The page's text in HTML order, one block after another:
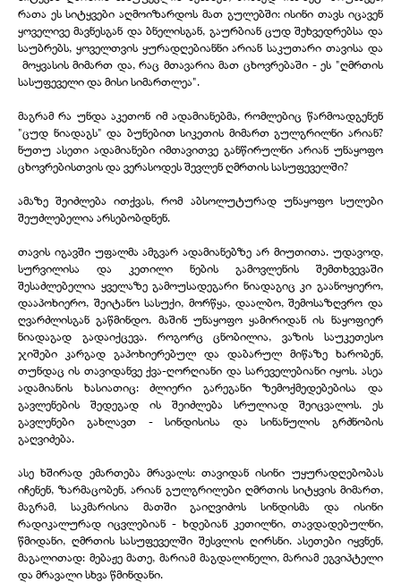
რათა ეს სიტყვები აღმოიზარდოს მათ გულებში: ისინი თავს იცავენ
ყოველივე მავნესგან და ბნელისგან, გაურბიან ცუდ შეხვედრებსა და
საუბრებს, ყოველთვის ყურადღებიანნი არიან საკუთარი თავისა და
მოყვასის მიმართ და, რაც მთავარია მათ ცხოვრებაში - ეს "ღმრთის
სასუფეველი და მისი სიმართლეა".
მაგრამ რა უნდა აკეთონ იმ ადამიანებმა, რომლებიც წარმოადგენენ
"ცუდ ნიადაგს" და ბუნებით სიკეთის მიმართ გულგრილნი არიან?
ნუთუ ასეთი ადამიანები იმთავითვე განწირულნი არიან უნაყოფო
ცხოვრებისთვის და ვერასოდეს შევლენ ღმრთის სასუფეველში?
ამაზე შეიძლება ითქვას, რომ აბსოლუტურად უნაყოფო სულები
შეუძლებელია არსებობდნენ.
თავის იგავში უფალმა ამგვარ ადამიანებზე არ მიუთითა. უდავოდ,
სურვილისა და კეთილი ნების გამოვლენის შემთხვევაში
შესაძლებელია ყველაზე გამოუსადეგარი ნიადაგიც კი გაანოყიერო,
დააპოხიერო, შეიტანო სასუქი, მორწყა, დაალბო, შემოსაზღვრო და
ღვარძლისგან გაწმინდო. მაშინ უნაყოფო ყამირიდან ის ნაყოფიერ
ნიადაგად გადაიქცევა. როგორც ცნობილია, ვაზის საუკეთესო
ჯიშები კარგად გაპოხიერებულ და დაბარულ მიწაზე ხარობენ,
თუნდაც ის თავიდანვე ქვა-ღორღიანი და სარეველებიანი იყოს. ასეა
ადამიანის ხასიათიც: ძლიერი გარეგანი ზემოქმედებებისა და
გავლენების შედეგად ის შეიძლება სრულიად შეიცვალოს. ეს
გავლენები გახლავთ -
სინდისისა და სინანულის გრძნობის
გაღვიძება.
ასე ხშირად ემართება მრავალს: თავიდან ისინი უყურადღებობას
იჩენენ, ზარმაცობენ, არიან გულგრილები ღმრთის სიტყვის მიმართ,
მაგრამ, საკმარისია მათში გაიღვიძოს სინდისმა და ისინი
რადიკალურად იცვლებიან - ხდებიან კეთილნი, თავდადებულნი,
წმიდანი, ღმრთის სასუფეველში შესვლის ღირსნი. ასეთები იყვნენ,
მაგალითად: მებაჟე მათე, მარიამ მაგდალინელი, მარიამ ეგვიპტელი
და მრავალი სხვა წმინდანი.